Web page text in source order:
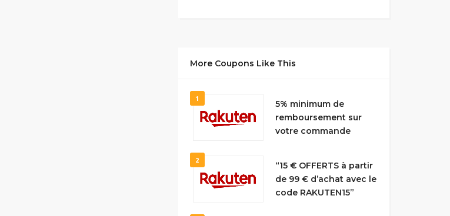
More Coupons Like This
1
5% minimum de
remboursement sur
votre commande
2
“15 € OFFERTS à partir
de 99 € d’achat avec le
code RAKUTEN15”